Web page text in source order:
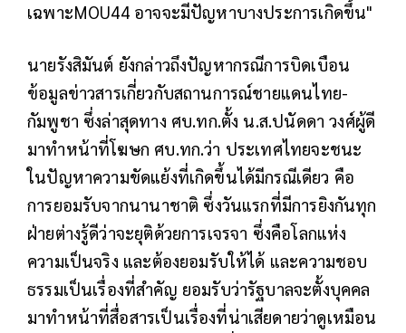
เฉพาะMOU44 อาจจะมีปัญหาบางประการเกิดขึ้น"
นายรังสิมันต์ ยังกล่าวถึงปัญหากรณีการบิดเบือน
ข้อมูลข่าวสารเกี่ยวกับสถานการณ์ชายแดนไทย-
กัมพูชา ซึ่งล่าสุดทาง ศบ.ทก.ตั้ง น.ส.ปนัดดา วงศ์ผู้ดี
มาทำหน้าที่โฆษก ศบ.ทก.ว่า ประเทศไทยจะชนะ
ในปัญหาความขัดแย้งที่เกิดขึ้นได้มีกรณีเดียว คือ
การยอมรับจากนานาชาติ ซึ่งวันแรกที่มีการยิงกันทุก
ฝ่ายต่างรู้ดีว่าจะยุติด้วยการเจรจา ซึ่งคือโลกแห่ง
ความเป็นจริง และต้องยอมรับให้ได้ และความชอบ
ธรรมเป็นเรื่องที่สำคัญ ยอมรับว่ารัฐบาลจะตั้งบุคคล
มาทำหน้าที่สื่อสารเป็นเรื่องที่น่าเสียดายว่าดูเหมือน